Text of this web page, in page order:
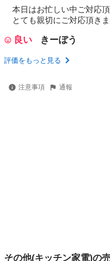
本日はお忙しい中ご対応
とても親切にご対応頂き
良い きーぼう
評価をもっと見る
注意事項 通報
その他(キッチン家電)の